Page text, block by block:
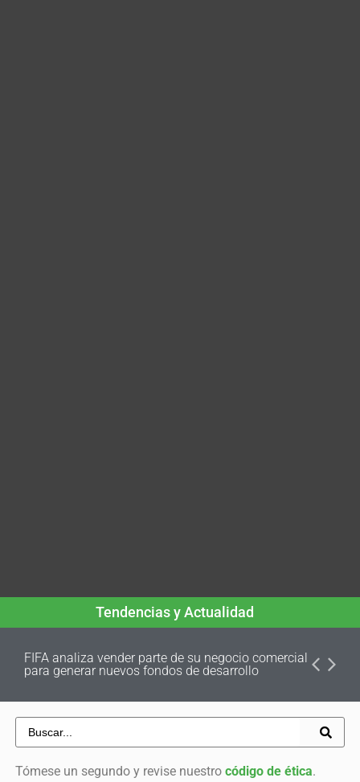
Tendencias y Actualidad
FIFA analiza vender parte de su negocio comercial
para generar nuevos fondos de desarrollo
Tómese un segundo y revise nuestro código de ética.